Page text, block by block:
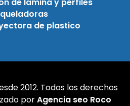
de plastico
2012. Todos los derechos
porAgencia seo Roco